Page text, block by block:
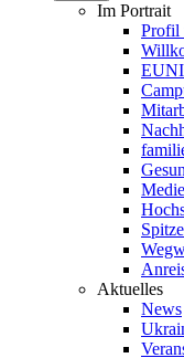
Im Portrait
Profil
Aktuelles
News